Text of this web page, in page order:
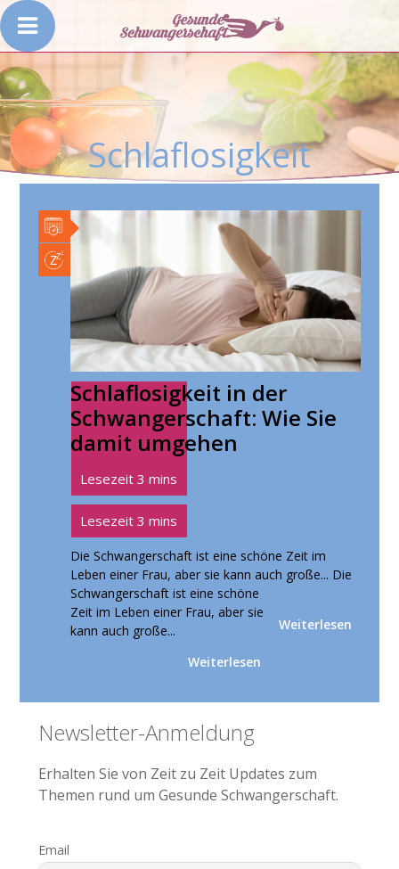
Schlaflosigkeit
Schlaflosigkeit in der
Schwangerschaft: Wie Sie
damit umgehen
Die Schwangerschaft ist eine schöne Zeit im
Leben einer Frau, aber sie kann auch große...
Weiterlesen
Die
Schwangerschaft ist eine schöne
Zeit im Leben einer Frau, aber sie
kann auch große...
Weiterlesen
Seitenspalte
Newsletter-Anmeldung
Erhalten Sie von Zeit zu Zeit Updates zum
Themen rund um Gesunde Schwangerschaft.
Email